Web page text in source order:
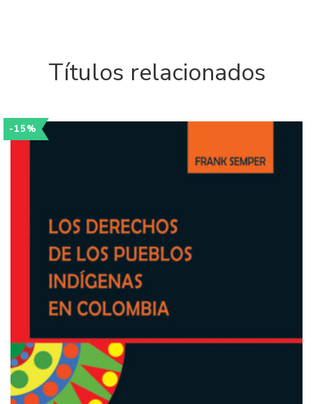
Títulos relacionados
-15%